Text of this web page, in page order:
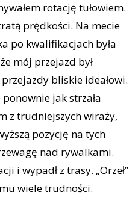
rotację tułowiem.
prędkości. Na mecie
po kwalifikacjach była
mój przejazd był
bliskie ideałowi.
jak strzała
z trudniejszych wiraży,
pozycję na tych
nad rywalkami.
i wypadł z trasy. „Orzeł”
wiele trudności.